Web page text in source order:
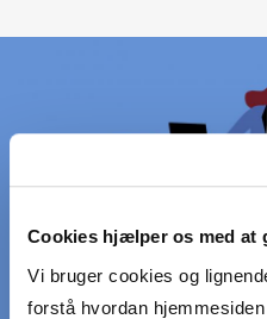
Cookies hjælper os med at
Vi bruger cookies og
forstå hvordan